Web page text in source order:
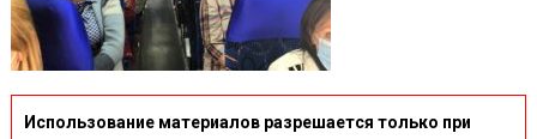
Использование материалов разрешается только при